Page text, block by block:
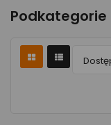
Podkategorie